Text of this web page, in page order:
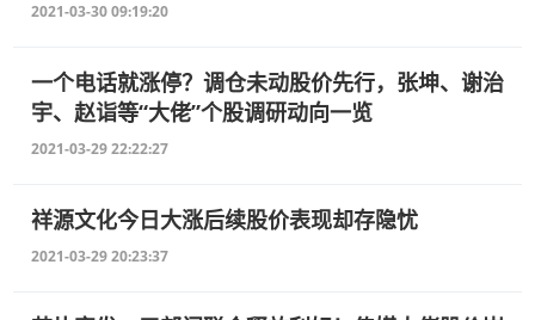
2021-03-30 09:19:20
一个电话就涨停？调仓未动股价先行，张坤、谢治
宇、赵诣等“大佬”个股调研动向一览
2021-03-29 22:22:27
祥源文化今日大涨后续股价表现却存隐忧
2021-03-29 20:23:37